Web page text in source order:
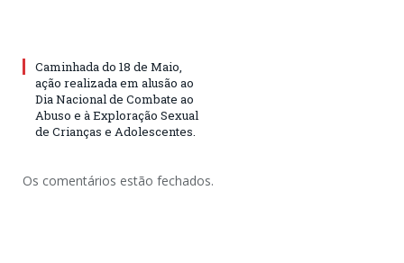
Caminhada do 18 de Maio,
ação realizada em alusão ao
Dia Nacional de Combate ao
Abuso e à Exploração Sexual
de Crianças e Adolescentes.
Os comentários estão fechados.